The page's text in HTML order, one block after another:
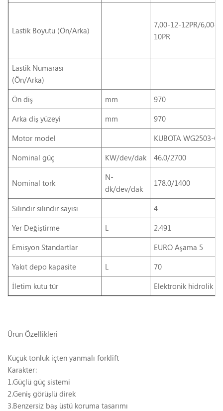
Lastik Boyutu (Ön/Arka)
7,00-12-12PR/6,00-
10PR
Lastik Numarası
(Ön/Arka)
Ön diş mm
970
Arka diş yüzeyi mm
970
Motor model
KUBOTA WG2503-
Nominal güç KW/dev/dak 46.0/2700
Nominal tork
N-
dk/dev/dak
178.0/1400
Silindir silindir sayısı
4
Yer Değiştirme
L
2.491
Emisyon Standartlar
EURO Aşama 5
Yakıt depo kapasite L
70
İletim kutu tür Elektronik hidrolik
Ürün Özellikleri
Küçük tonluk içten yanmalı forklift
Karakter:
1.Güçlü güç sistemi
2.Geniş görüşlü direk
3.Benzersiz baş üstü koruma tasarımı